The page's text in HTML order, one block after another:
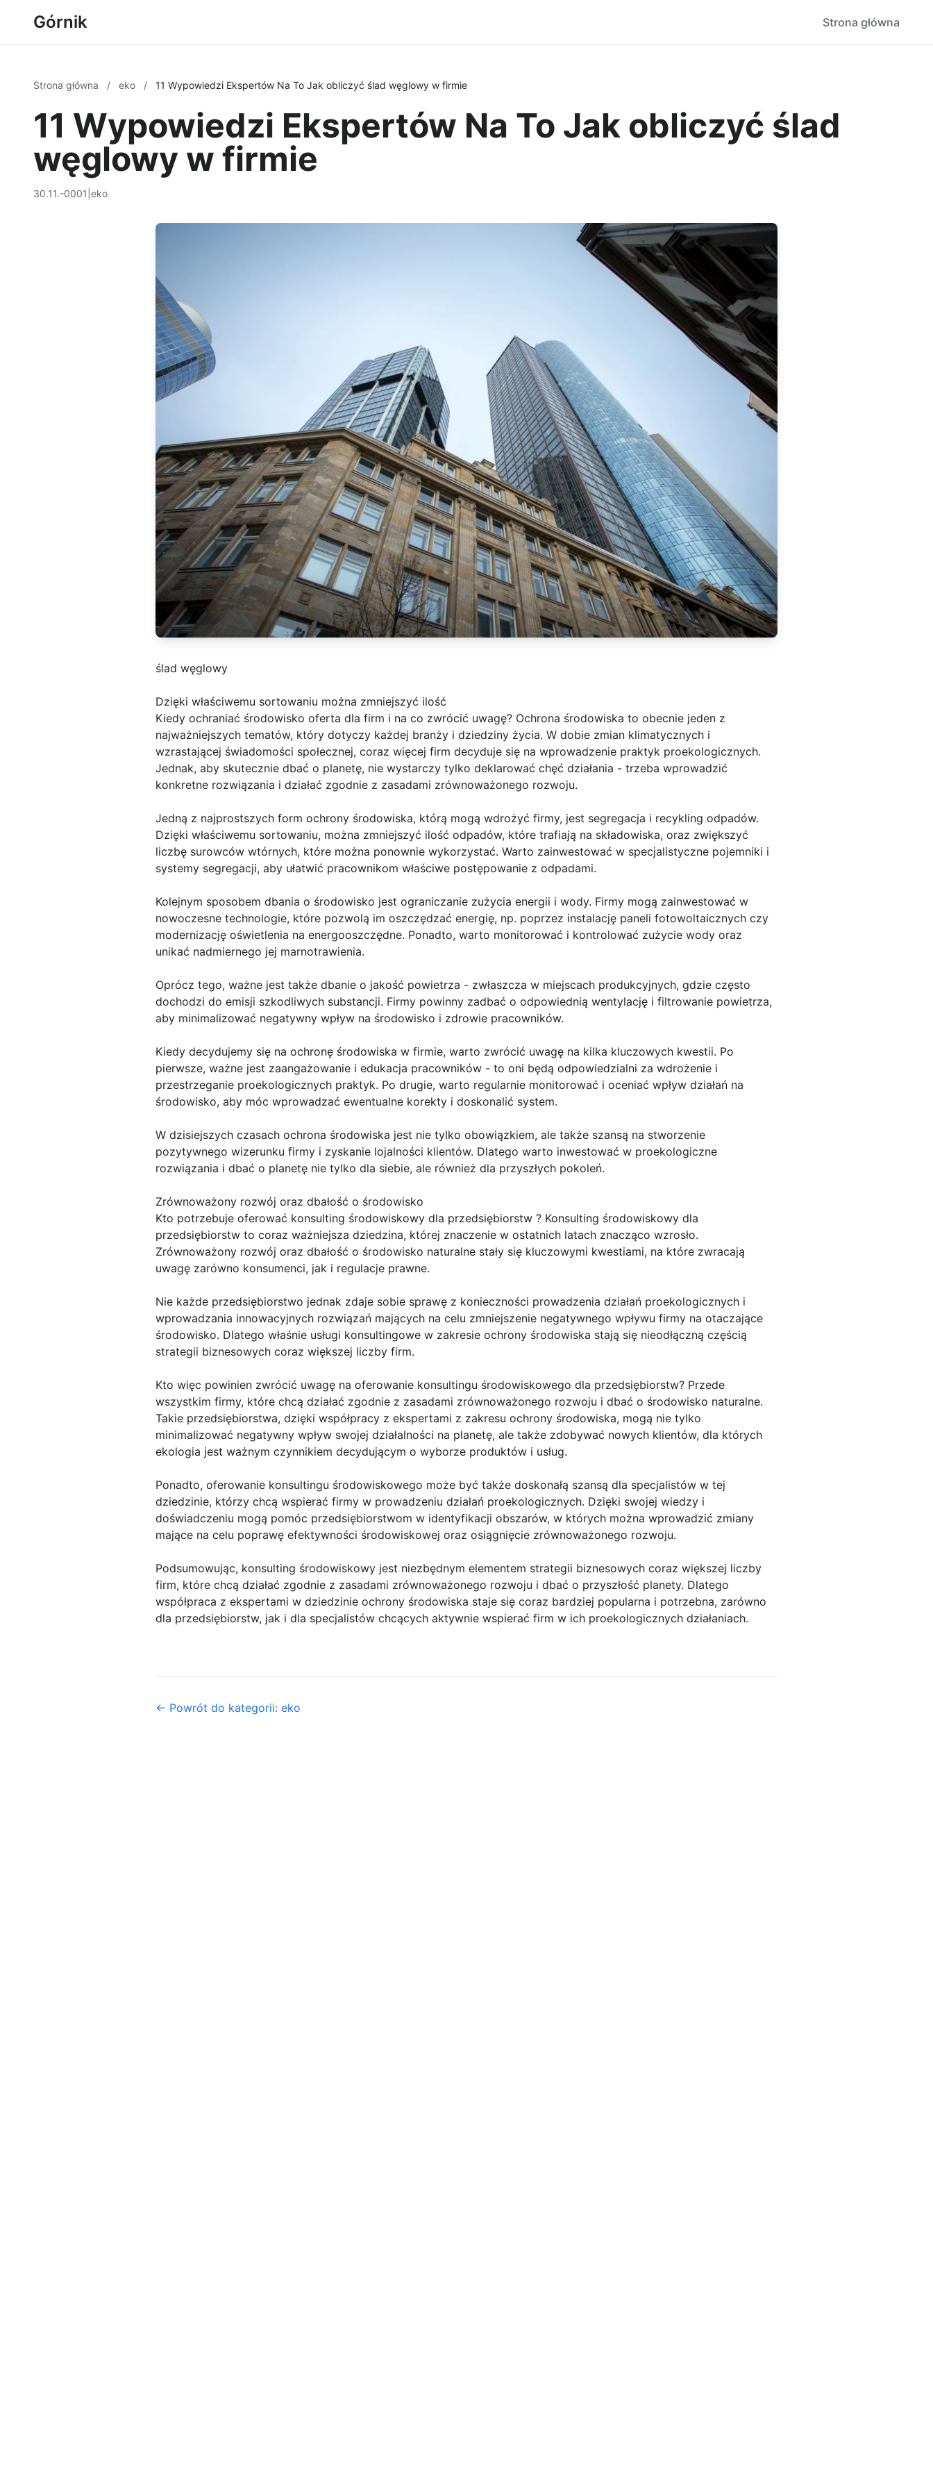
Górnik Strona główna
Strona główna / eko / 11 Wypowiedzi Ekspertów Na To Jak obliczyć ślad węglowy w firmie
11 Wypowiedzi Ekspertów Na To Jak obliczyć ślad
węglowy w firmie
30.11.-0001 eko
ślad węglowy
Dzięki właściwemu sortowaniu można zmniejszyć ilość
Kiedy ochraniać środowisko oferta dla firm i na co zwrócić uwagę? Ochrona środowiska to obecnie jeden z
najważniejszych tematów, który dotyczy każdej branży i dziedziny życia. W dobie zmian klimatycznych i
wzrastającej świadomości społecznej, coraz więcej firm decyduje się na wprowadzenie praktyk proekologicznych.
Jednak, aby skutecznie dbać o planetę, nie wystarczy tylko deklarować chęć działania - trzeba wprowadzić
konkretne rozwiązania i działać zgodnie z zasadami zrównoważonego rozwoju.
Jedną z najprostszych form ochrony środowiska, którą mogą wdrożyć firmy, jest segregacja i recykling odpadów.
Dzięki właściwemu sortowaniu, można zmniejszyć ilość odpadów, które trafiają na składowiska, oraz zwiększyć
liczbę surowców wtórnych, które można ponownie wykorzystać. Warto zainwestować w specjalistyczne pojemniki i
systemy segregacji, aby ułatwić pracownikom właściwe postępowanie z odpadami.
Kolejnym sposobem dbania o środowisko jest ograniczanie zużycia energii i wody. Firmy mogą zainwestować w
nowoczesne technologie, które pozwolą im oszczędzać energię, np. poprzez instalację paneli fotowoltaicznych czy
modernizację oświetlenia na energooszczędne. Ponadto, warto monitorować i kontrolować zużycie wody oraz
unikać nadmiernego jej marnotrawienia.
Oprócz tego, ważne jest także dbanie o jakość powietrza - zwłaszcza w miejscach produkcyjnych, gdzie często
dochodzi do emisji szkodliwych substancji. Firmy powinny zadbać o odpowiednią wentylację i filtrowanie powietrza,
aby minimalizować negatywny wpływ na środowisko i zdrowie pracowników.
Kiedy decydujemy się na ochronę środowiska w firmie, warto zwrócić uwagę na kilka kluczowych kwestii. Po
pierwsze, ważne jest zaangażowanie i edukacja pracowników - to oni będą odpowiedzialni za wdrożenie i
przestrzeganie proekologicznych praktyk. Po drugie, warto regularnie monitorować i oceniać wpływ działań na
środowisko, aby móc wprowadzać ewentualne korekty i doskonalić system.
W dzisiejszych czasach ochrona środowiska jest nie tylko obowiązkiem, ale także szansą na stworzenie
pozytywnego wizerunku firmy i zyskanie lojalności klientów. Dlatego warto inwestować w proekologiczne
rozwiązania i dbać o planetę nie tylko dla siebie, ale również dla przyszłych pokoleń.
Zrównoważony rozwój oraz dbałość o środowisko
Kto potrzebuje oferować konsulting środowiskowy dla przedsiębiorstw ? Konsulting środowiskowy dla
przedsiębiorstw to coraz ważniejsza dziedzina, której znaczenie w ostatnich latach znacząco wzrosło.
Zrównoważony rozwój oraz dbałość o środowisko naturalne stały się kluczowymi kwestiami, na które zwracają
uwagę zarówno konsumenci, jak i regulacje prawne.
Nie każde przedsiębiorstwo jednak zdaje sobie sprawę z konieczności prowadzenia działań proekologicznych i
wprowadzania innowacyjnych rozwiązań mających na celu zmniejszenie negatywnego wpływu firmy na otaczające
środowisko. Dlatego właśnie usługi konsultingowe w zakresie ochrony środowiska stają się nieodłączną częścią
strategii biznesowych coraz większej liczby firm.
Kto więc powinien zwrócić uwagę na oferowanie konsultingu środowiskowego dla przedsiębiorstw? Przede
wszystkim firmy, które chcą działać zgodnie z zasadami zrównoważonego rozwoju i dbać o środowisko naturalne.
Takie przedsiębiorstwa, dzięki współpracy z ekspertami z zakresu ochrony środowiska, mogą nie tylko
minimalizować negatywny wpływ swojej działalności na planetę, ale także zdobywać nowych klientów, dla których
ekologia jest ważnym czynnikiem decydującym o wyborze produktów i usług.
Ponadto, oferowanie konsultingu środowiskowego może być także doskonałą szansą dla specjalistów w tej
dziedzinie, którzy chcą wspierać firmy w prowadzeniu działań proekologicznych. Dzięki swojej wiedzy i
doświadczeniu mogą pomóc przedsiębiorstwom w identyfikacji obszarów, w których można wprowadzić zmiany
mające na celu poprawę efektywności środowiskowej oraz osiągnięcie zrównoważonego rozwoju.
Podsumowując, konsulting środowiskowy jest niezbędnym elementem strategii biznesowych coraz większej liczby
firm, które chcą działać zgodnie z zasadami zrównoważonego rozwoju i dbać o przyszłość planety. Dlatego
współpraca z ekspertami w dziedzinie ochrony środowiska staje się coraz bardziej popularna i potrzebna, zarówno
dla przedsiębiorstw, jak i dla specjalistów chcących aktywnie wspierać firm w ich proekologicznych działaniach.
← Powrót do kategorii: eko